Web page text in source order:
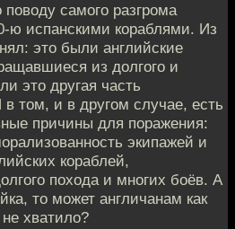
самого разгрома
ю испанскими кораблями. Из
это были английские
из долгого и
это другая часть
том, и в другом случае, есть
причины для поражения:
экипажей и
кораблей,
похода и многих боёв. А
то может англичанам как
хватило?